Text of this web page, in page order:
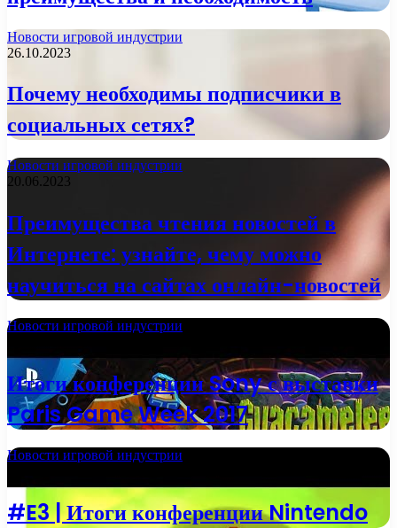
Новости игровой индустрии
26.10.2023
Почему необходимы подписчики в
социальных сетях?
Новости игровой индустрии
20.06.2023
Преимущества чтения новостей в
Интернете: узнайте, чему можно
научиться на сайтах онлайн-новостей
Новости игровой индустрии
Итоги конференции Sony с выставки
Paris Game Week 2017
Новости игровой индустрии
#E3 | Итоги конференции Nintendo